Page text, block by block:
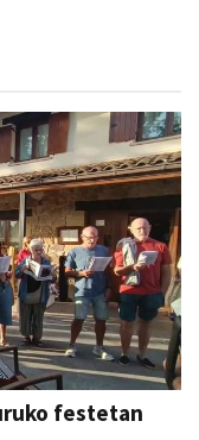
festetan